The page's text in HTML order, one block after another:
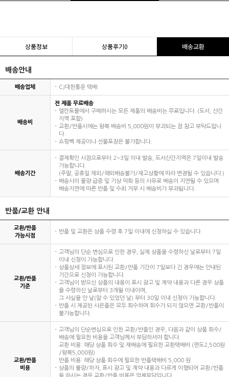
상품정보 상품후기0 배송교환
배송안내
배송업체 CJ대한통운 택배
배송비
전 제품 무료배송
엘칸토몰에서 구매하시는 모든 제품의 배송비는 무료입니다. (도서, 산간
지역 포함)
교환/반품시에는 왕복 배송비 5,000원이 부과되는 점 참고 부탁드립니
다.
쇼핑백 제공이나 선물포장은 불가합니다.
배송기간
결제확인 시점으로부터 2~3일 이내 발송, 도서산간지역은 7일이내 발송
가능합니다.
(주말, 공휴일 제외/해외배송불가/재고상황에 따라 변경될 수 있습니다.)
배송사의 물량 급증 및 기상 악화 등의 사유로 배송이 지연될 수 있으며
배송지연에 따른 반품 및 수취 거부 시 배송비가 부과됩니다.
반품/교환 안내
교환/반품
가능시점
반품 및 교환은 상품 수령 후 7일 이내에 신청하실 수 있습니다.
교환/반품
기준
고객님의 단순 변심으로 인한 경우, 실제 상품을 수령하신 날로부터 7일
이내 신청이 가능합니다.
상품상세 정보에 표시된 교환/반품 기간이 7일보다 긴 경우에는 안내된
기간으로 신청이 가능합니다.
고객님이 받으신 상품의 내용이 표시 광고 및 계약 내용과 다른 경우 상품
을 수령하신 날로부터 3개월 이내이며,
그 사실을 안 날(알 수 있었던 날) 부터 30일 이내 신청이 가능합니다.
반품 시 제공된 사은품은 모두 회수하며 회수가 되지 않으면 교환/반품이
불가능합니다.
교환/반품
비용
고객님의 단순변심으로 인한 교환/반품인 경우, 다음과 같이 상품 회수/
배송에 필요한 비용을 고객님께서 부담하셔야 합니다.
교환 비용: 해당 상품 회수 및 재배송에 필요한 교환택배비 (편도2,500원
/왕복5,000원)
반품 비용: 해당 상품 회수에 필요한 반품택배비 5,000 원
상품의 불량/하자, 표시 광고 및 계약 내용과 다르게 이행되어 교환/반품